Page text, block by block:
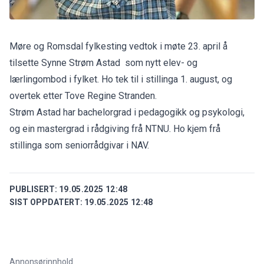
Møre og Romsdal fylkesting vedtok i møte 23. april å
tilsette Synne Strøm Astad som nytt elev- og
lærlingombod i fylket. Ho tek til i stillinga 1. august, og
overtek etter Tove Regine Stranden.
Strøm Astad har bachelorgrad i pedagogikk og psykologi,
og ein mastergrad i rådgiving frå NTNU. Ho kjem frå
stillinga som seniorrådgivar i NAV.
PUBLISERT: 19.05.2025 12:48
SIST OPPDATERT: 19.05.2025 12:48
Annonsørinnhold